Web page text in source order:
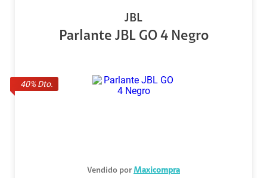
40% Dto.
JBL
Parlante JBL GO 4 Negro
Vendido por Maxicompra